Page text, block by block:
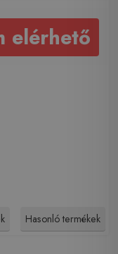
elérhető
Hasonló termékek